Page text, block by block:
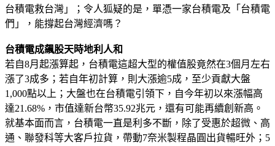
台積電救台灣」；令人狐疑的是，單憑一家台積電及「台積電
們」，能撐起台灣經濟嗎？
台積電成飆股天時地利人和
若自8月起漲算起，台積電這超大型的權值股竟然在3個月左右
漲了3成多；若自年初計算，則大漲逾5成，至少貢獻大盤
1,000點以上；大盤也在台積電引領下，自今年初以來漲幅高
達21.68%，市值達新台幣35.92兆元，還有可能再續創新高。
就基本面而言，台積電一直是利多不斷，除了受惠於超微、高
通、聯發科等大客戶拉貨，帶動7奈米製程晶圓出貨暢旺外；5